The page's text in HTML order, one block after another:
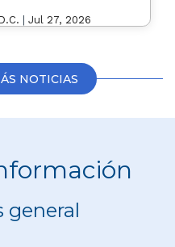
| Jul 27, 2026
NOTICIAS
general